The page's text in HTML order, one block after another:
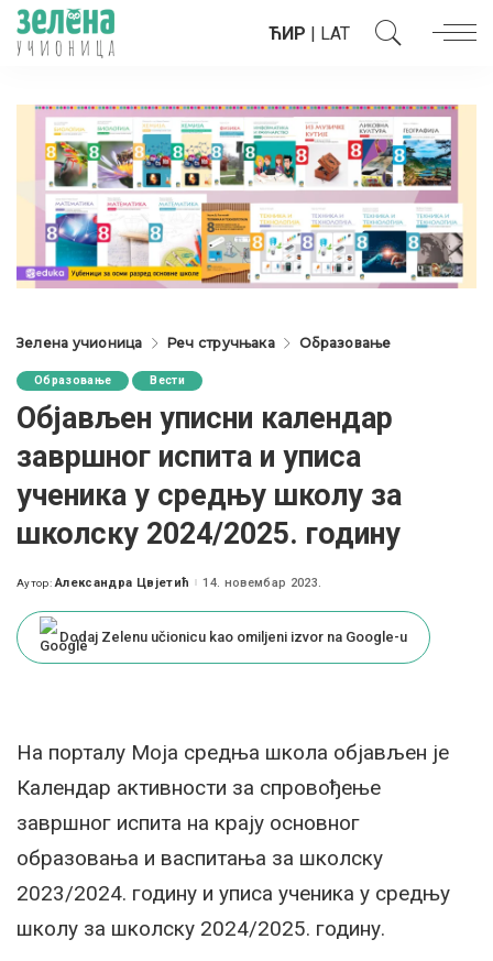
ЋИР | LAT
Зелена учионица Реч стручњака Образовање
Образовање Вести
Објављен уписни календар
завршног испита и уписа
ученика у средњу школу за
школску 2024/2025. годину
Posted
Аутор: Александра Цвјетић 14. новембар 2023.
Dodaj Zelenu učionicu kao omiljeni izvor na Google-u
На порталу Моја средња школа објављен је
Календар активности за спровођење
завршног испита на крају основног
образовања и васпитања за школску
2023/2024. годину и уписа ученика у средњу
школу за школску 2024/2025. годину.